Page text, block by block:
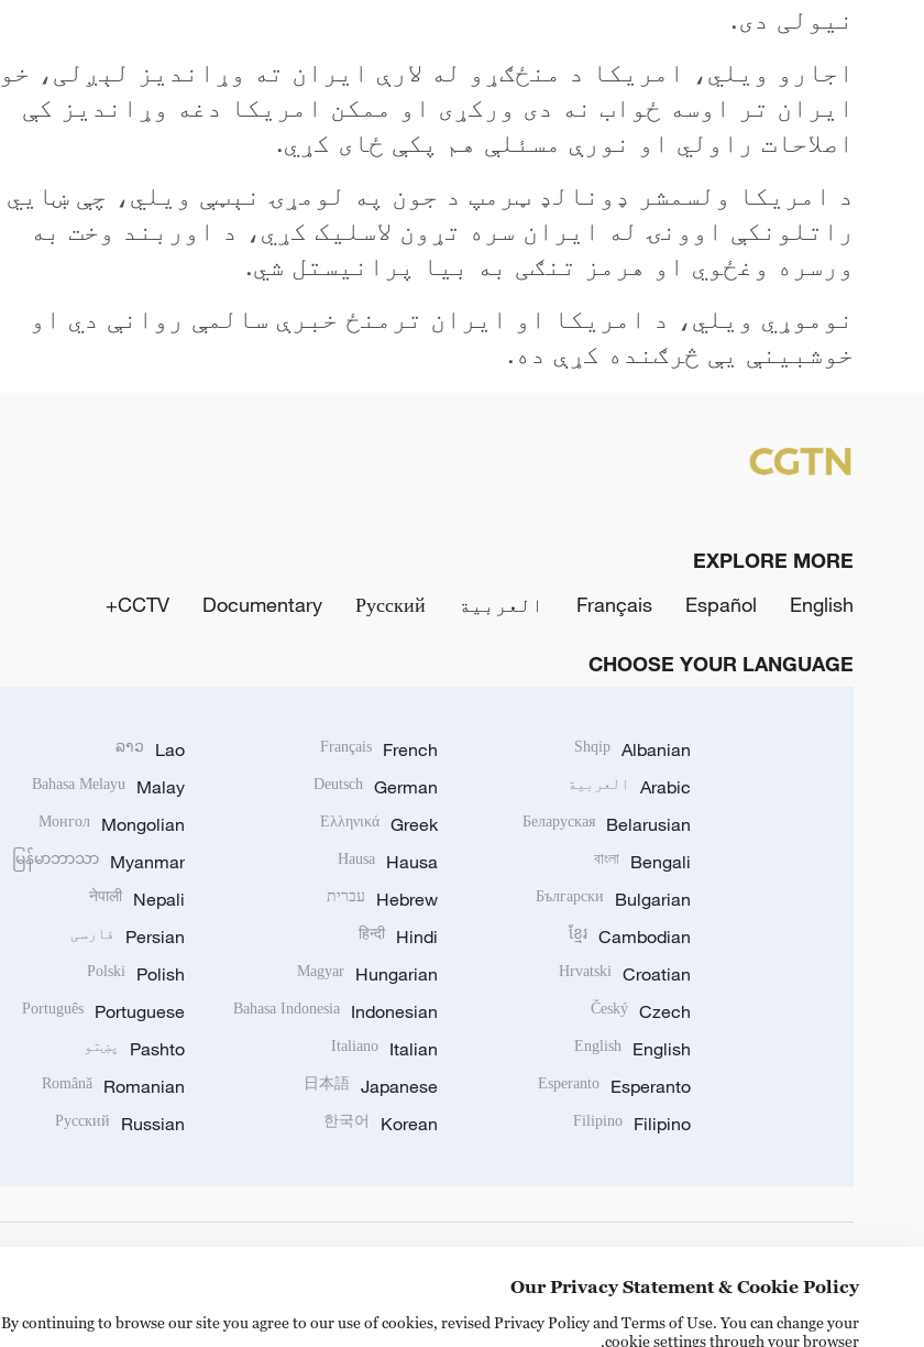
نيولی دی.
اجارو ويلي، امريکا د منځګړو له لارې ايران ته وړانديز لېږلی، خو
ایران تر اوسه ځواب نه دی ورکړی او ممکن امريکا دغه وړانديز کې
اصلاحات راولي او نورې مسئلې هم پکې ځای کړي.
د امريکا ولسمشر ډونالډ ټرمپ د جون په لومړۍ نېټې ويلي، چې ښايي
راتلونکې اوونۍ له ايران سره تړون لاسليک کړي، د اوربند وخت به
ورسره وغځوي او هرمز تنګی به بیا پرانيستل شي.
نوموړي ويلي، د امريکا او ايران ترمنځ خبرې سالمې روانې دي او
خوشبينې يې څرګنده کړې ده.
EXPLORE MORE
English
Español
Français العربية Русский
Documentary
CCTV+
CHOOSE YOUR LANGUAGE
Albanian
Shqip
Arabic العربية
Belarusian
Беларуская
Bengali
বাংলা
Bulgarian
Български
Cambodian
ខ្មែរ
Croatian
Hrvatski
Czech
Český
English
English
Esperanto
Esperanto
Filipino
Filipino
French
Français
German
Deutsch
Greek
Ελληνικά
Hausa
Hausa
Hebrew עברית
Hindi
हिन्दी
Hungarian
Magyar
Indonesian
Bahasa Indonesia
Italian
Italiano
Japanese
日本語
Korean
한국어
Lao
ລາວ
Malay
Bahasa Melayu
Mongolian
Монгол
Myanmar
မြန်မာဘာသာ
Nepali
नेपाली
Persian فارسی
Polish
Polski
Portuguese
Português
Pashto پښتو
Romanian
Română
Russian
Русский
Our Privacy Statement & Cookie Policy
By continuing to browse our site you agree to our use of cookies, revised Privacy Policy and Terms of Use. You can change your
cookie settings through your browser.